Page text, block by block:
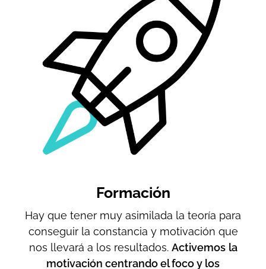
Formación
Hay que tener muy asimilada la teoría para
conseguir la constancia y motivación que
nos llevará a los resultados. Activemos la
motivación centrando el foco y los